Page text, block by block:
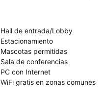
Hall de entrada/Lobby
Estacionamiento
Mascotas permitidas
Sala de conferencias
PC con Internet
WiFi gratis en zonas comunes